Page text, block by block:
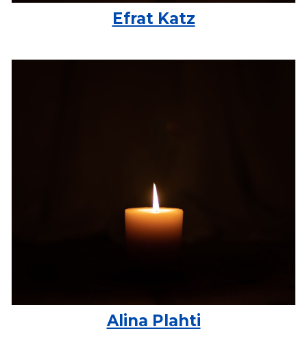
Efrat Katz
Alina Plahti